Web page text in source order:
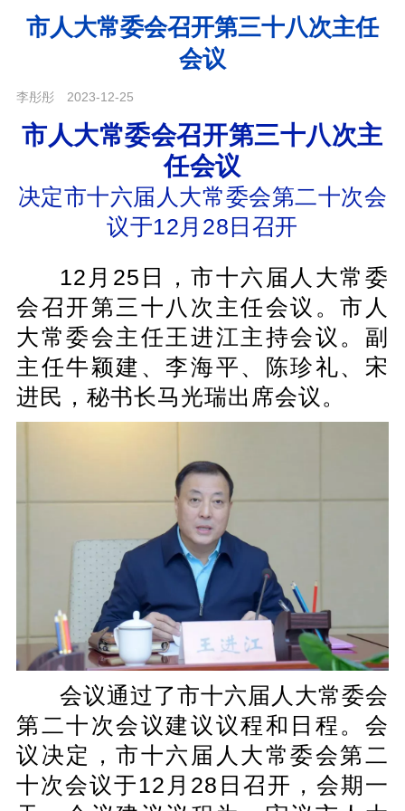
市人大常委会召开第三十八次主任
会议
李彤彤 2023-12-25
市人大常委会召开第三十八次主
任会议
决定市十六届人大常委会第二十次会
议于12月28日召开
12月25日，市十六届人大常委
会召开第三十八次主任会议。市人
大常委会主任王进江主持会议。副
主任牛颖建、李海平、陈珍礼、宋
进民，秘书长马光瑞出席会议。
会议通过了市十六届人大常委会
第二十次会议建议议程和日程。会
议决定，市十六届人大常委会第二
十次会议于12月28日召开，会期一